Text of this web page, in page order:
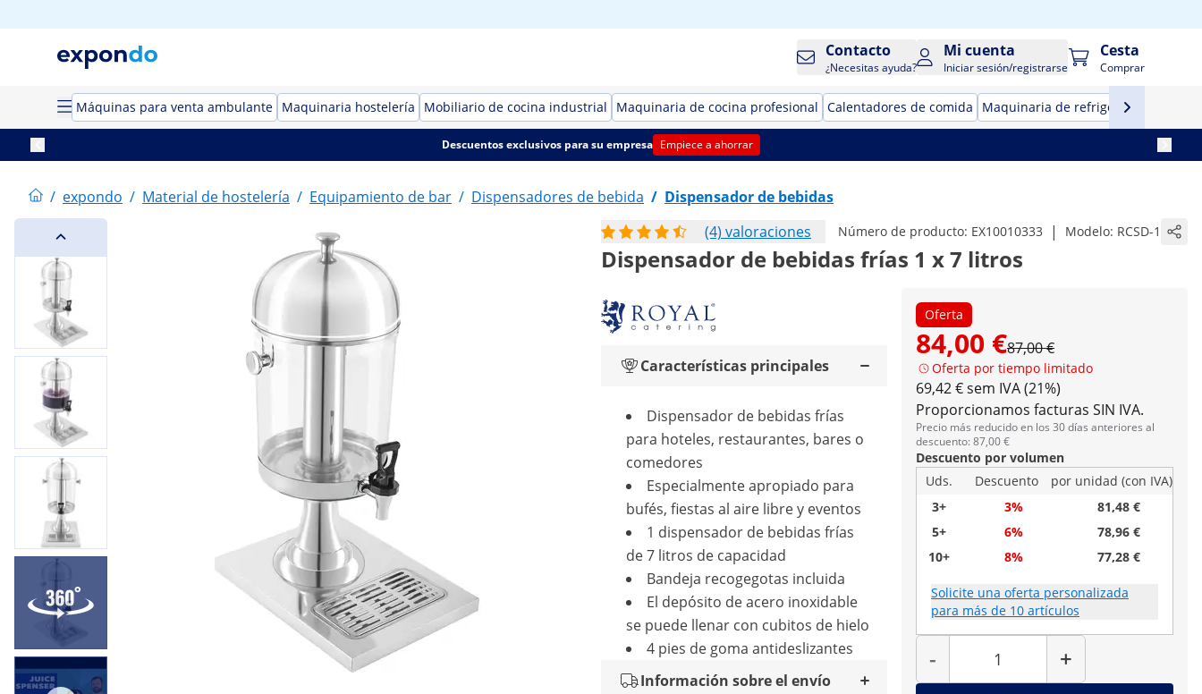
Contacto
¿Necesitas ayuda?
Mi cuenta
Iniciar sesión/registrarse
Cesta
Comprar
Máquinas para venta ambulante Maquinaria hostelería Mobiliario de cocina industrial Maquinaria de cocina profesional Calentadores de comida Maquinaria de refrigeración para
Descuentos exclusivos para su empresa Empiece a ahorrar
/ expondo / Material de hostelería / Equipamiento de bar / Dispensadores de bebida / Dispensador de bebidas
(4) valoraciones
Número de producto: EX10010333 | Modelo: RCSD-1
Dispensador de bebidas frías 1 x 7 litros
Oferta
84,00 €87,00 €
Oferta por tiempo limitado
69,42 € sem IVA (21%)
Proporcionamos facturas SIN IVA.
Precio más reducido en los 30 días anteriores al
descuento: 87,00 €
Descuento por volumen
Uds.
Descuento
por unidad (con IVA)
3+
3%
81,48 €
5+
6%
78,96 €
10+
8% 77,28 €
Solicite una oferta personalizada
para más de 10 artículos
-
Cantidad
+
Características principales
Dispensador de bebidas frías
para hoteles, restaurantes, bares o
comedores
Especialmente apropiado para
bufés, fiestas al aire libre y eventos
1 dispensador de bebidas frías
de 7 litros de capacidad
Bandeja recogegotas incluida
El depósito de acero inoxidable
se puede llenar con cubitos de hielo
4 pies de goma antideslizantes
Información sobre el envío